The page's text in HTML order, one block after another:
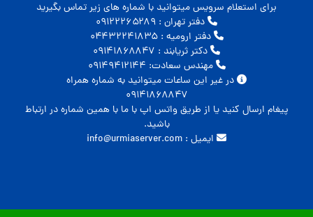
برای استعلام سرویس میتوانید با شماره های زیر تماس بگیرید
دفتر تهران : ۰۹۱۲۲۲۶۵۲۸۹
دفتر ارومیه : ۰۴۴۳۲۲۴۱۸۳۵
دکتر ثریابند : ۰۹۱۴۱۸۶۸۸۴۷
مهندس سعادت: ۰۹۱۴۹۴۱۲۱۴۴
در غیر این ساعات میتوانید به شماره همراه
۰۹۱۴۱۸۶۸۸۴۷
پیغام ارسال کنید یا از طریق واتس اپ با ما با همین شماره در ارتباط
باشید.
ایمیل : info@urmiaserver.com